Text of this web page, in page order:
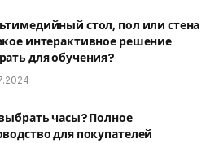
стол, пол или стена
интерактивное решение
для обучения?
часы? Полное
для покупателей